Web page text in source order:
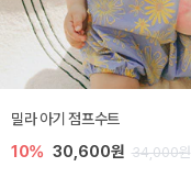
밀라 아기 점프수트
10% 30,600원 34,000원